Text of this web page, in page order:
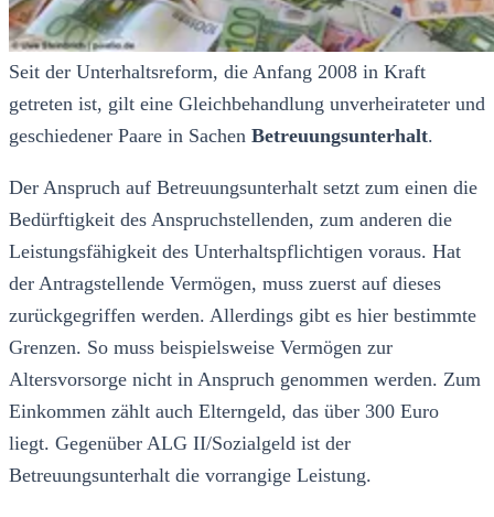
Seit der Unterhaltsreform, die Anfang 2008 in Kraft
getreten ist, gilt eine Gleichbehandlung unverheirateter und
geschiedener Paare in Sachen Betreuungsunterhalt.
Der Anspruch auf Betreuungsunterhalt setzt zum einen die
Bedürftigkeit des Anspruchstellenden, zum anderen die
Leistungsfähigkeit des Unterhaltspflichtigen voraus. Hat
der Antragstellende Vermögen, muss zuerst auf dieses
zurückgegriffen werden. Allerdings gibt es hier bestimmte
Grenzen. So muss beispielsweise Vermögen zur
Altersvorsorge nicht in Anspruch genommen werden. Zum
Einkommen zählt auch Elterngeld, das über 300 Euro
liegt. Gegenüber ALG II/Sozialgeld ist der
Betreuungsunterhalt die vorrangige Leistung.